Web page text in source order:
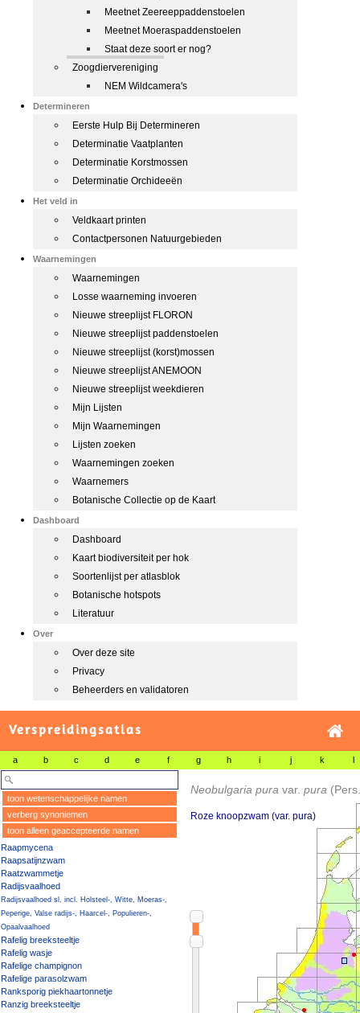
Meetnet Zeereeppaddenstoelen
Meetnet Moeraspaddenstoelen
Staat deze soort er nog?
Zoogdiervereniging
NEM Wildcamera's
Determineren
Eerste Hulp Bij Determineren
Determinatie Vaatplanten
Determinatie Korstmossen
Determinatie Orchideeën
Het veld in
Veldkaart printen
Contactpersonen Natuurgebieden
Waarnemingen
Waarnemingen
Losse waarneming invoeren
Nieuwe streeplijst FLORON
Nieuwe streeplijst paddenstoelen
Nieuwe streeplijst (korst)mossen
Nieuwe streeplijst ANEMOON
Nieuwe streeplijst weekdieren
Mijn Lijsten
Mijn Waarnemingen
Lijsten zoeken
Waarnemingen zoeken
Waarnemers
Botanische Collectie op de Kaart
Dashboard
Dashboard
Kaart biodiversiteit per hok
Soortenlijst per atlasblok
Botanische hotspots
Literatuur
Over
Over deze site
Privacy
Beheerders en validatoren
Verspreidingsatlas
a b c d e f g h i j k l
toon wetenschappelijke namen
verberg synoniemen
toon alleen geaccepteerde namen
Raapmycena
Raapsatijnzwam
Raatzwammetje
Radijsvaalhoed
Radijsvaalhoed sl, incl. Holsteel-, Witte, Moeras-,
Peperige, Valse radijs-, Haarcel-, Populieren-,
Opaalvaalhoed
Rafelig breeksteeltje
Rafelig wasje
Rafelige champignon
Rafelige parasolzwam
Ranksporig piekhaartonnetje
Ranzig breeksteeltje
Neobulgaria pura var. pura
Roze knoopzwam (var. pura)